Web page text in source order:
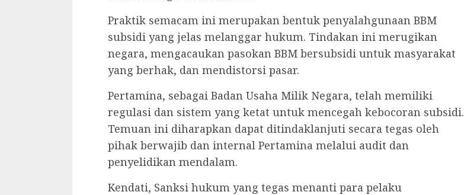
‎Praktik semacam ini merupakan bentuk penyalahgunaan BBM
subsidi yang jelas melanggar hukum. Tindakan ini merugikan
negara, mengacaukan pasokan BBM bersubsidi untuk masyarakat
yang berhak, dan mendistorsi pasar.
‎Pertamina, sebagai Badan Usaha Milik Negara, telah memiliki
regulasi dan sistem yang ketat untuk mencegah kebocoran subsidi.
Temuan ini diharapkan dapat ditindaklanjuti secara tegas oleh
pihak berwajib dan internal Pertamina melalui audit dan
penyelidikan mendalam.
‎Kendati, Sanksi hukum yang tegas menanti para pelaku